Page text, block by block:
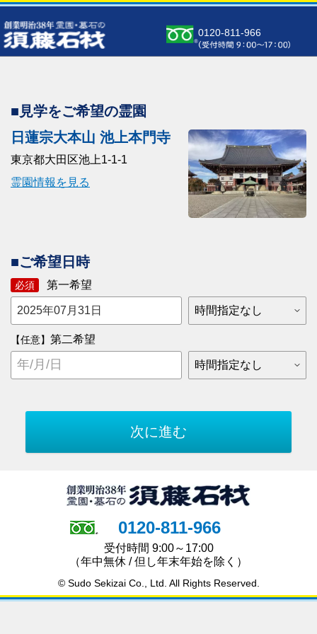
0120-811-966
■見学をご希望の霊園
日蓮宗大本山 池上本門寺
東京都大田区池上1-1-1
霊園情報を見る
■ご希望日時
必須 第一希望
【任意】 第二希望
0120-811-966
受付時間 9:00～17:00
（年中無休 / 但し年末年始を除く）
© Sudo Sekizai Co., Ltd. All Rights Reserved.